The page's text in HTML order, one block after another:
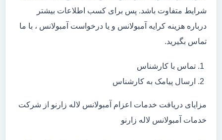
شرایط متفاوت باشد. پس برای کسب اطلاعات بیشتر
درباره هزینه کرایه آمبولانس و یا درخواست آمبولانس ، با ما
تماس بگیرید.
تماس با کارشناس
ارسال پیامک به کارشناس
مزایای دریافت خدمات اعزام آمبولانس لاله زارنو از شرکت
خدمات آمبولانس لاله زارنو